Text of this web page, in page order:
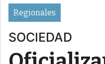
Regionales
SOCIEDAD